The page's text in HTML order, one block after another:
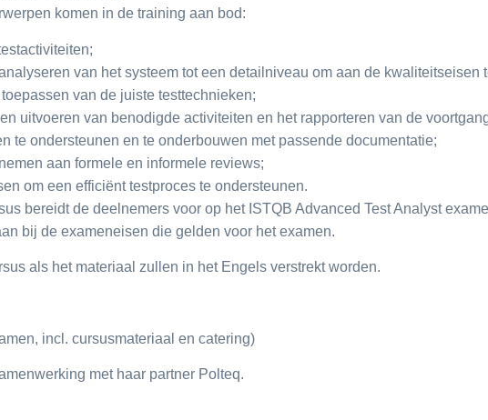
komen in de training aan bod:
van het systeem tot een detailniveau om aan de kwaliteitseisen
van de juiste testtechnieken;
uitvoeren van benodigde activiteiten en het rapporteren van de
te ondersteunen en te onderbouwen met passende documentatie;
aan formele en informele reviews;
om een efficiënt testproces te ondersteunen.
bereidt de deelnemers voor op het ISTQB Advanced Test Analyst
bij de exameneisen die gelden voor het examen.
als het materiaal zullen in het Engels verstrekt worden.
incl. cursusmateriaal en catering)
met haar partner Polteq.